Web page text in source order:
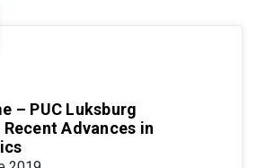
– PUC Luksburg
Advances in